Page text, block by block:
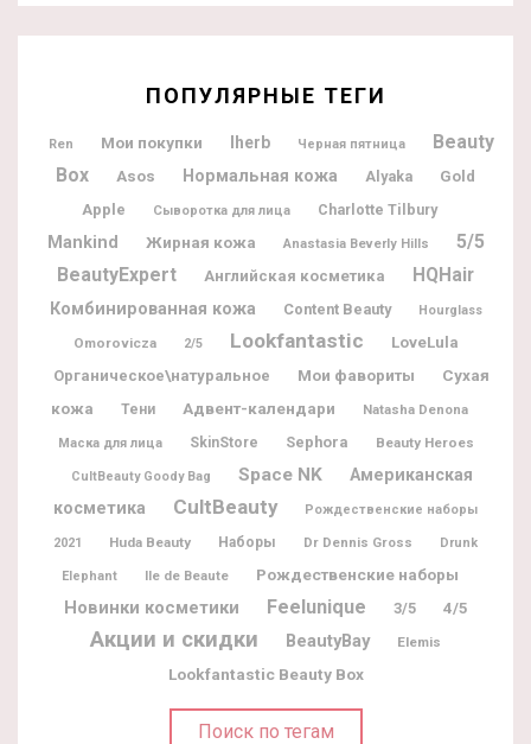
ПОПУЛЯРНЫЕ ТЕГИ
Ren Мои покупки Iherb Черная пятница
Beauty
Box
Asos Нормальная кожа Alyaka
Gold
Apple
Сыворотка для лица Charlotte Tilbury
Mankind Жирная кожа Anastasia Beverly Hills
5/5
BeautyExpert
Английская косметика HQHair
Комбинированная кожа Content Beauty Hourglass
Omorovicza 2/5 Lookfantastic
LoveLula
Органическое\натуральное
Мои фавориты
Сухая
кожа
Тени Адвент-календари Natasha Denona
Маска для лица SkinStore Sephora Beauty Heroes
CultBeauty Goody Bag Space NK
Американская
косметика
CultBeauty Рождественские наборы
2021 Huda Beauty Наборы Dr Dennis Gross Drunk
Elephant Ile de Beaute Рождественские наборы
Новинки косметики Feelunique 3/5 4/5
Акции и скидки BeautyBay Elemis
Lookfantastic Beauty Box
Поиск по тегам